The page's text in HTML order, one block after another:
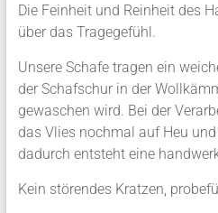
Die Feinheit und Reinheit des
über das Tragegefühl.
Unsere Schafe tragen ein
der Schafschur in der
gewaschen wird. Bei der
das Vlies nochmal auf Heu
dadurch entsteht eine
Kein störendes Kratzen,